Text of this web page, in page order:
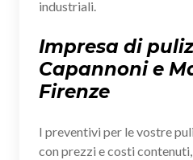
industriali.
Impresa di
Capannoni e
Firenze
I preventivi per le vostre
con prezzi e costi contenuti,